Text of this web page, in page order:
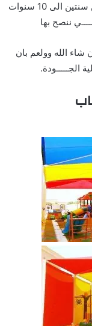
حســـــب المواصفات وفترات الـــــضمان من سنتين الى 10 سنوات
ننصح بها
شاء الله وولعم بان
الجـــــودة.